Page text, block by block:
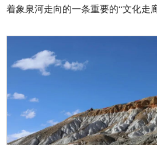
着象泉河走向的一条重要的“文化走廊